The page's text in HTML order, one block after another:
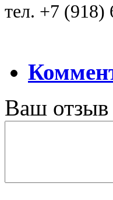
тел. +7 (918)
Ваш